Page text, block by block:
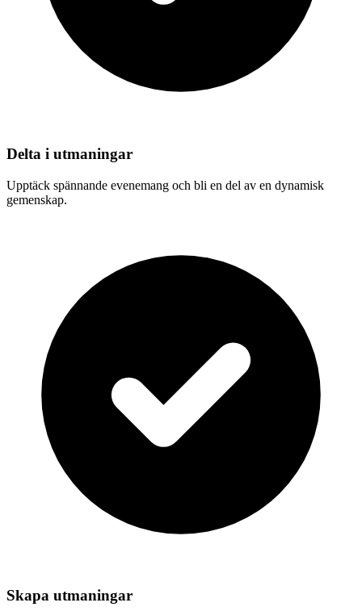
Delta i utmaningar
Upptäck spännande evenemang och bli en del av en dynamisk
gemenskap.
Skapa utmaningar